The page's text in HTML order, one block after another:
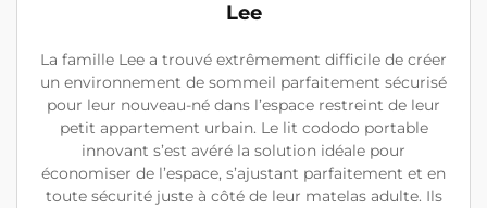
Lee
La famille Lee a trouvé extrêmement difficile de créer
un environnement de sommeil parfaitement sécurisé
pour leur nouveau-né dans l’espace restreint de leur
petit appartement urbain. Le lit cododo portable
innovant s’est avéré la solution idéale pour
économiser de l’espace, s’ajustant parfaitement et en
toute sécurité juste à côté de leur matelas adulte. Ils